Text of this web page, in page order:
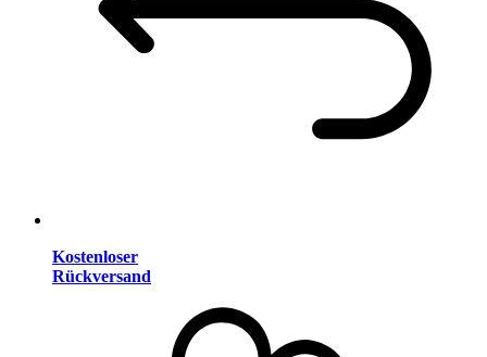
Kostenloser
Rückversand